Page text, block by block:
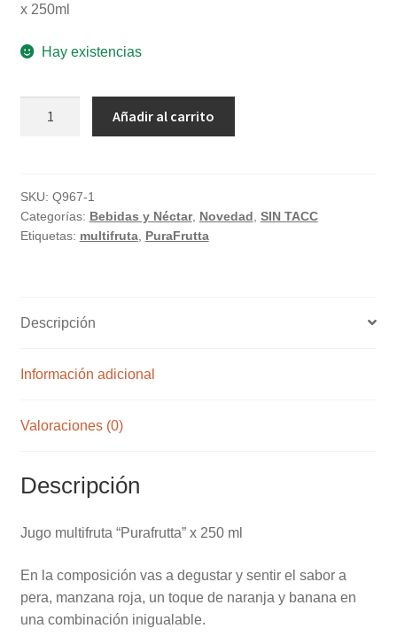
x 250ml
Hay existencias
250
ml
cantidad
Añadir al carrito
SKU: Q967-1
Categorías: Bebidas y Néctar, Novedad SIN TACC
Etiquetas: multifruta, PuraFrutta
Descripción
Información adicional
Valoraciones (0)
Descripción
Jugo multifruta “Purafrutta” x 250 ml
En la composición vas a degustar y sentir el sabor a
pera, manzana roja, un toque de naranja y banana en
una combinación inigualable.